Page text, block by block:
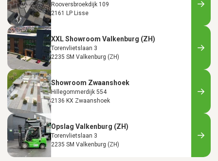
Rooversbroekdijk 109
2161 LP Lisse
XXL Showroom Valkenburg (ZH)
Torenvlietslaan 3
2235 SM Valkenburg (ZH)
Showroom Zwaanshoek
Hillegommerdijk 554
2136 KX Zwaanshoek
Opslag Valkenburg (ZH)
Torenvlietslaan 3
2235 SM Valkenburg (ZH)